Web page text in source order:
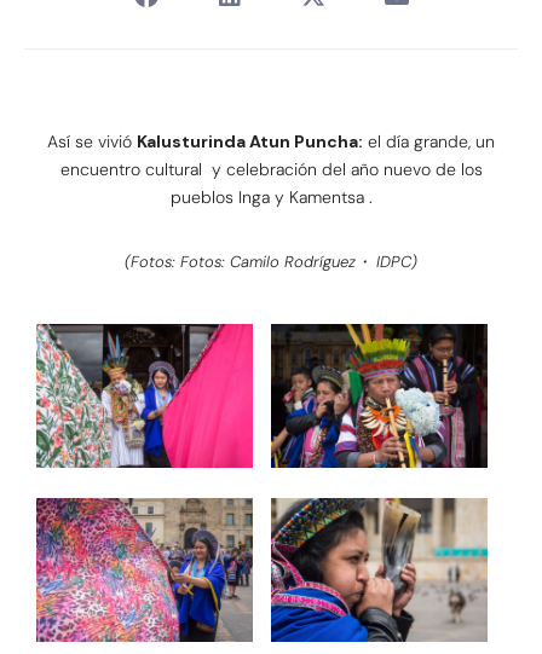
Así se vivió Kalusturinda Atun Puncha: el día grande, un
encuentro cultural y celebración del año nuevo de los
pueblos Inga y Kamentsa .
(Fotos: Fotos: Camilo Rodríguez・ IDPC)